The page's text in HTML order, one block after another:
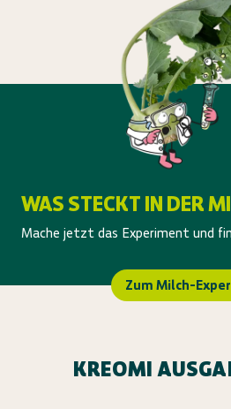
WAS STECKT IN DER
Mache jetzt das Experiment und
Zum Milch-
KREOMI